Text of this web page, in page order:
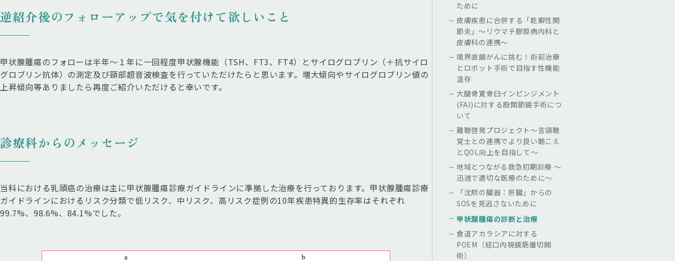
逆紹介後のフォローアップで気を付けて欲しいこと
甲状腺腫瘍のフォローは半年～１年に一回程度甲状腺機能（TSH、FT3、FT4）とサイログロブリン（＋抗サイロ
グロブリン抗体）の測定及び頸部超音波検査を行っていただけたらと思います。増大傾向やサイログロブリン値の
上昇傾向等ありましたら再度ご紹介いただけると幸いです。
診療科からのメッセージ
当科における乳頭癌の治療は主に甲状腺腫瘍診療ガイドラインに準拠した治療を行っております。甲状腺腫瘍診療
ガイドラインにおけるリスク分類で低リスク、中リスク、高リスク症例の10年疾患特異的生存率はそれぞれ
99.7%、98.6%、84.1%でした。
ために
皮膚疾患に合併する「乾癬性関
節炎」～リウマチ膠原病内科と
皮膚科の連携～
境界直腸がんに挑む！術前治療
とロボット手術で目指す性機能
温存
大腿骨寛骨臼インピンジメント
(FAI)に対する股関節鏡手術につ
いて
難聴啓発プロジェクト～言語聴
覚士との連携でより良い聴こえ
とQOL向上を目指して～
地域とつながる救急初期診療 ～
迅速で適切な医療のために～
「沈黙の臓器：肝臓」からの
SOSを見逃さないために
甲状腺腫瘍の診断と治療
食道アカラシアに対する
POEM（経口内視鏡筋層切開
術）